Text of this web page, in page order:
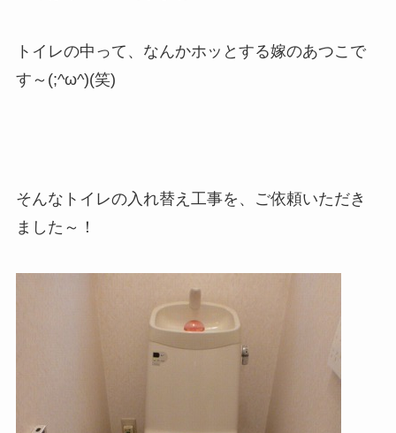
トイレの中って、なんかホッとする嫁のあつこで
す～(;^ω^)(笑)
そんなトイレの入れ替え工事を、ご依頼いただき
ました～！